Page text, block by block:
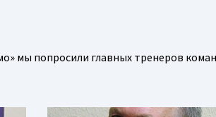
мы попросили главных тренеров